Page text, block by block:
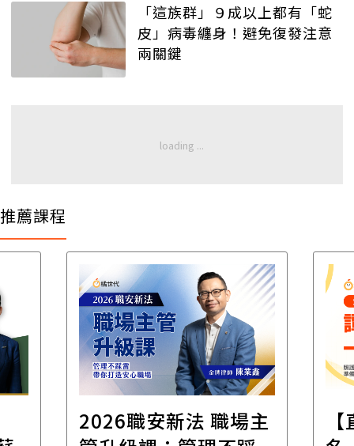
「這族群」９成以上都有「蛇
皮」病毒纏身！避免復發注意
兩關鍵
推薦課程
2026職安新法 職場主